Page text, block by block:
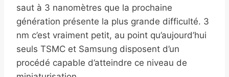
saut à 3 nanomètres que la prochaine
génération présente la plus grande difficulté. 3
nm c’est vraiment petit, au point qu’aujourd’hui
seuls TSMC et Samsung disposent d’un
procédé capable d’atteindre ce niveau de